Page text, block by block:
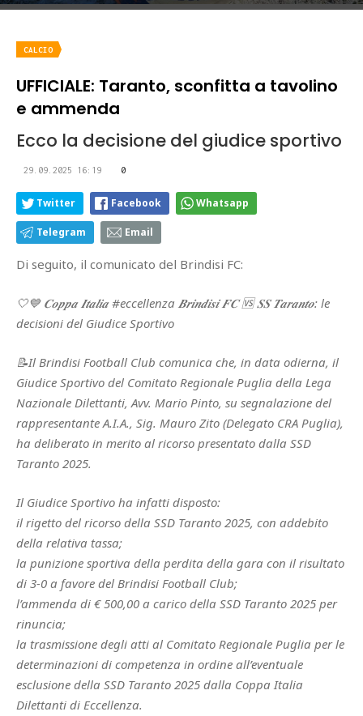
CALCIO
UFFICIALE: Taranto, sconfitta a tavolino
e ammenda
Ecco la decisione del giudice sportivo
29.09.2025 16:19 0
Twitter Facebook Whatsapp
Telegram Email
Di seguito, il comunicato del Brindisi FC:
🤍💙 𝑪𝒐𝒑𝒑𝒂 𝑰𝒕𝒂𝒍𝒊𝒂 #eccellenza 𝑩𝒓𝒊𝒏𝒅𝒊𝒔𝒊 𝑭𝑪 🆚 𝑺𝑺 𝑻𝒂𝒓𝒂𝒏𝒕𝒐: le
decisioni del Giudice Sportivo
📝Il Brindisi Football Club comunica che, in data odierna, il
Giudice Sportivo del Comitato Regionale Puglia della Lega
Nazionale Dilettanti, Avv. Mario Pinto, su segnalazione del
rappresentante A.I.A., Sig. Mauro Zito (Delegato CRA Puglia),
ha deliberato in merito al ricorso presentato dalla SSD
Taranto 2025.
Il Giudice Sportivo ha infatti disposto:
il rigetto del ricorso della SSD Taranto 2025, con addebito
della relativa tassa;
la punizione sportiva della perdita della gara con il risultato
di 3-0 a favore del Brindisi Football Club;
l’ammenda di € 500,00 a carico della SSD Taranto 2025 per
rinuncia;
la trasmissione degli atti al Comitato Regionale Puglia per le
determinazioni di competenza in ordine all’eventuale
esclusione della SSD Taranto 2025 dalla Coppa Italia
Dilettanti di Eccellenza.